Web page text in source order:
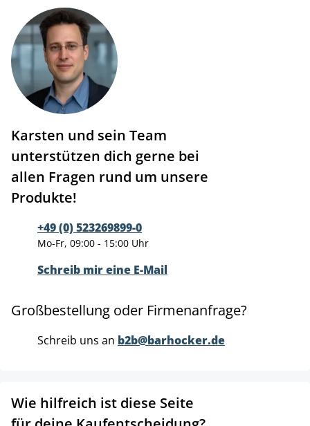
Karsten und sein Team
unterstützen dich gerne bei
allen Fragen rund um unsere
Produkte!
+49 (0) 523269899-0
Mo-Fr, 09:00 - 15:00 Uhr
Schreib mir eine E-Mail
Großbestellung oder Firmenanfrage?
Schreib uns an b2b@barhocker.de
Wie hilfreich ist diese Seite